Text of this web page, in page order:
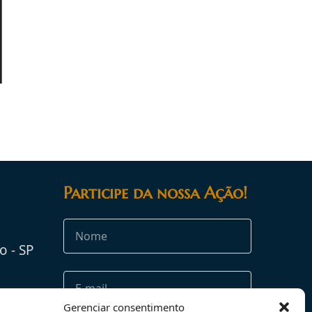
Gerenciar consentimento
- SP
Participe da nossa Ação!